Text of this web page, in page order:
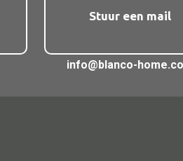
Stuur een mail
info@blanco-